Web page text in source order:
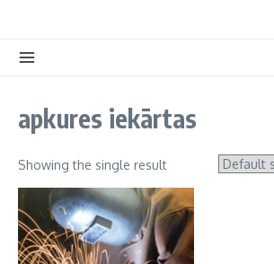
apkures iekārtas
Showing the single result